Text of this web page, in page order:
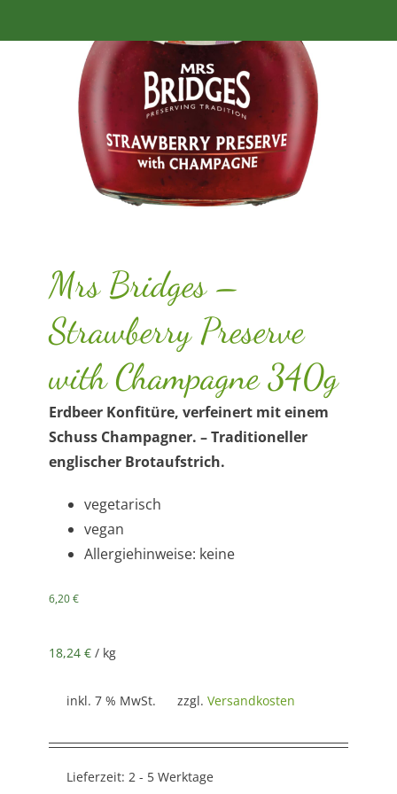
Mrs Bridges –
Strawberry Preserve
with Champagne 340g
Erdbeer Konfitüre, verfeinert mit einem
Schuss Champagner. – Traditioneller
englischer Brotaufstrich.
vegetarisch
vegan
Allergiehinweise: keine
6,20€
18,24 € / kg
inkl. 7 % MwSt. zzgl. Versandkosten
Lieferzeit: 2 - 5 Werktage